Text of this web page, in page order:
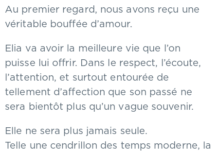
Au premier regard, nous avons reçu une
véritable bouffée d’amour.
Elia va avoir la meilleure vie que l’on
puisse lui offrir. Dans le respect, l’écoute,
l’attention, et surtout entourée de
tellement d’affection que son passé ne
sera bientôt plus qu’un vague souvenir.
Elle ne sera plus jamais seule.
Telle une cendrillon des temps moderne, la